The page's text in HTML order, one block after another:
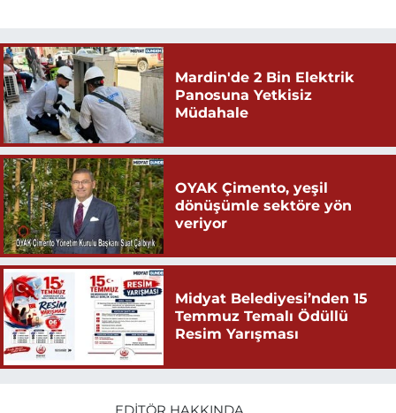
Mardin'de 2 Bin Elektrik
Panosuna Yetkisiz
Müdahale
OYAK Çimento, yeşil
dönüşümle sektöre yön
veriyor
Midyat Belediyesi’nden 15
Temmuz Temalı Ödüllü
Resim Yarışması